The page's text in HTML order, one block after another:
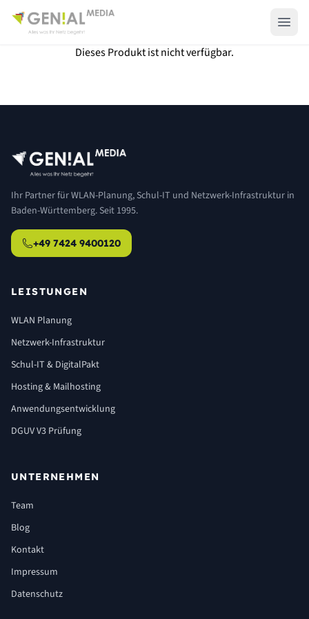
Dieses Produkt ist nicht verfügbar.
Ihr Partner für WLAN-Planung, Schul-IT und Netzwerk-Infrastruktur in
Baden-Württemberg. Seit 1995.
+49 7424 9400120
LEISTUNGEN
WLAN Planung
Netzwerk-Infrastruktur
Schul-IT & DigitalPakt
Hosting & Mailhosting
Anwendungsentwicklung
DGUV V3 Prüfung
UNTERNEHMEN
Team
Blog
Kontakt
Impressum
Datenschutz